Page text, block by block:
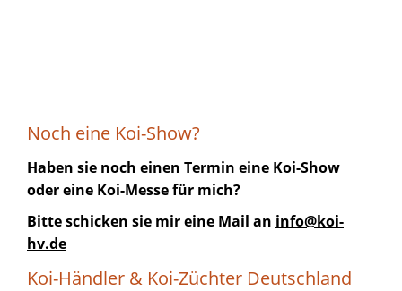
Noch eine Koi-Show?
Haben sie noch einen Termin eine Koi-Show
oder eine Koi-Messe für mich?
Bitte schicken sie mir eine Mail an info@koi-
hv.de
Koi-Händler & Koi-Züchter Deutschland